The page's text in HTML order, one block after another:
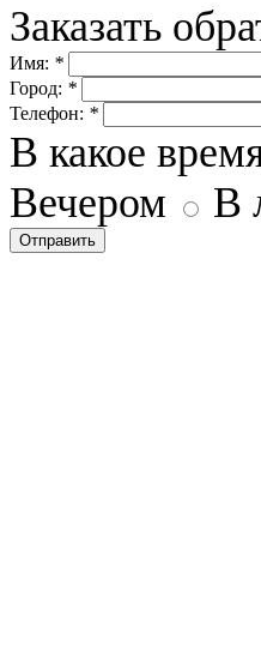
Заказать
Имя: *
Город: *
Телефон: *
В какое
Вечером
В
Отправить